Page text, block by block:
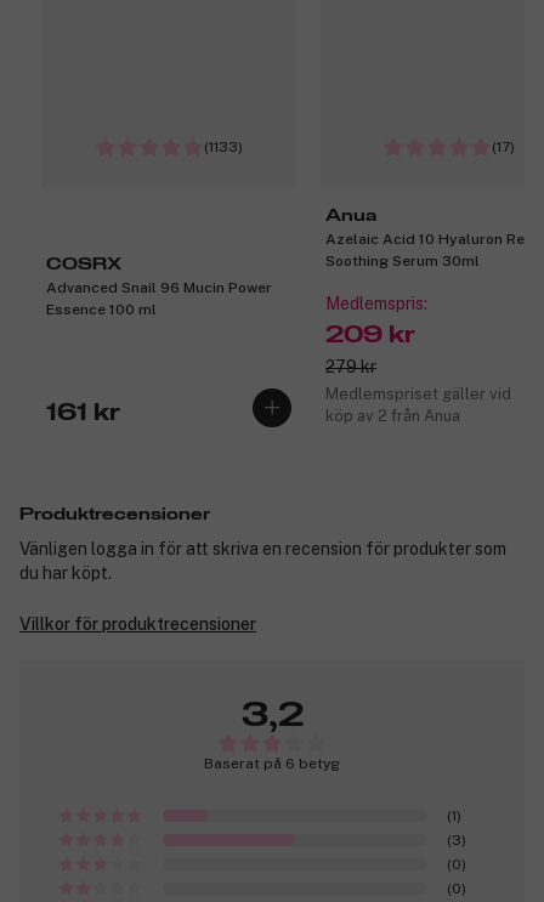
(1133)
COSRX
Advanced Snail 96 Mucin Power
Essence 100 ml
161 kr
(17)
Anua
Azelaic Acid 10 Hyaluron
Soothing Serum 30ml
Medlemspris:
209 kr
279 kr
Medlemspriset gäller vid
köp av 2 från Anua
Produktrecensioner
Vänligen logga in för att skriva en recension för produkter som
du har köpt.
Villkor för produktrecensioner
3,2
Baserat på 6 betyg
(1)
(3)
(0)
(0)